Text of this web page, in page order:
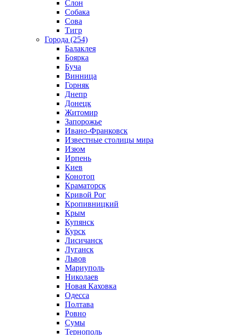
Слон
Собака
Сова
Тигр
Города (254)
Балаклея
Боярка
Буча
Винница
Горняк
Днепр
Донецк
Житомир
Запорожье
Ивано-Франковск
Известные столицы мира
Изюм
Ирпень
Киев
Конотоп
Краматорск
Кривой Рог
Кропивницкий
Крым
Купянск
Курск
Лисичанск
Луганск
Львов
Мариуполь
Николаев
Новая Каховка
Одесса
Полтава
Ровно
Сумы
Тернополь